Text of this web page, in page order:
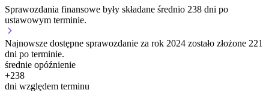
Sprawozdania finansowe były składane średnio 238 dni po
ustawowym terminie.
Najnowsze dostępne sprawozdanie za rok 2024 zostało złożone 221
dni po terminie.
średnie opóźnienie
+238
dni względem terminu